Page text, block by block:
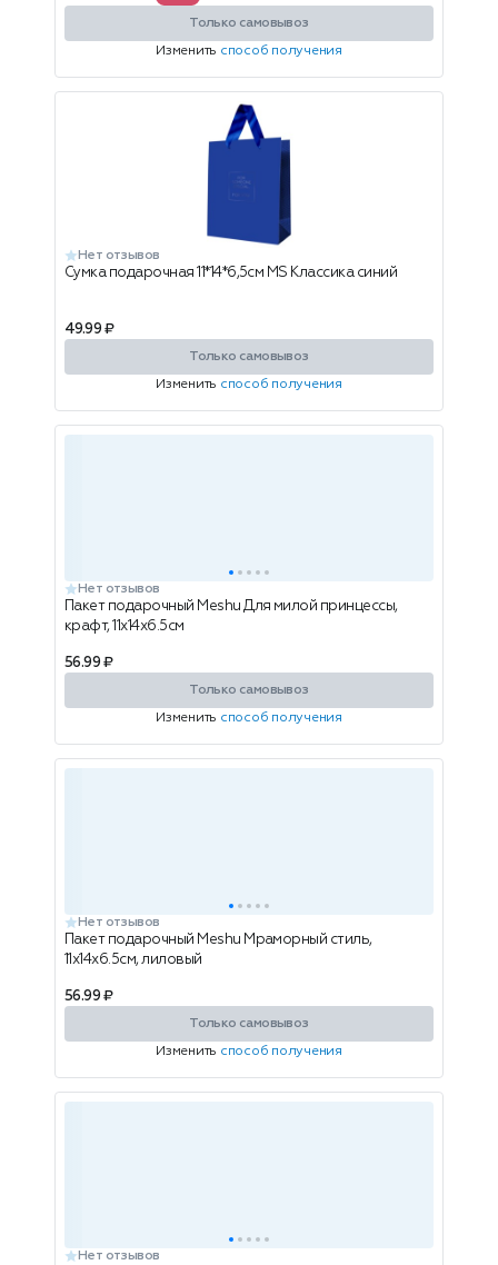
Только самовывоз
Изменить способ получения
Нет отзывов
Сумка подарочная 11*14*6,5см MS Классика синий
49.99 ₽
Только самовывоз
Изменить способ получения
Нет отзывов
Пакет подарочный Meshu Для милой принцессы,
крафт, 11х14х6.5см
56.99 ₽
Только самовывоз
Изменить способ получения
Нет отзывов
Пакет подарочный Meshu Мраморный стиль,
11х14х6.5см, лиловый
56.99 ₽
Только самовывоз
Изменить способ получения
Нет отзывов